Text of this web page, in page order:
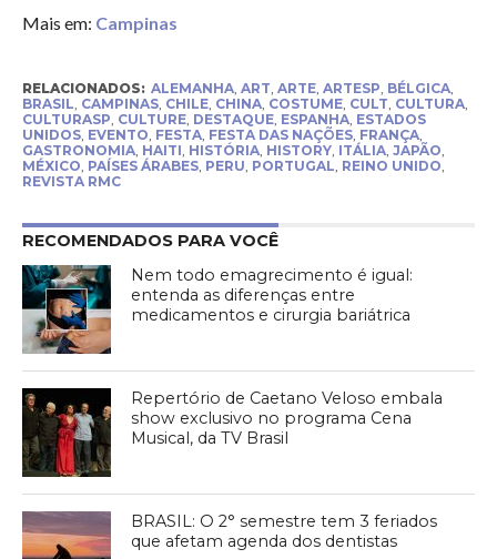
Mais em: Campinas
RELACIONADOS: ALEMANHA, ART ARTE, ARTESP BÉLGICA,
BRASIL CAMPINAS, CHILE, CHINA, COSTUME, CULT CULTURA,
CULTURASP CULTURE, DESTAQUE, ESPANHA, ESTADOS
UNIDOS, EVENTO FESTA, FESTA DAS NAÇÕES, FRANÇA,
GASTRONOMIA, HAITI HISTÓRIA, HISTORY, ITÁLIA, JAPÃO
MÉXICO PAÍSES ÁRABES, PERU PORTUGAL REINO UNIDO
REVISTA RMC
RECOMENDADOS PARA VOCÊ
Nem todo emagrecimento é igual:
entenda as diferenças entre
medicamentos e cirurgia bariátrica
Repertório de Caetano Veloso embala
show exclusivo no programa Cena
Musical, da TV Brasil
BRASIL: O 2° semestre tem 3 feriados
que afetam agenda dos dentistas